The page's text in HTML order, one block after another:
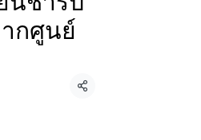
กศูนย์
แชร์